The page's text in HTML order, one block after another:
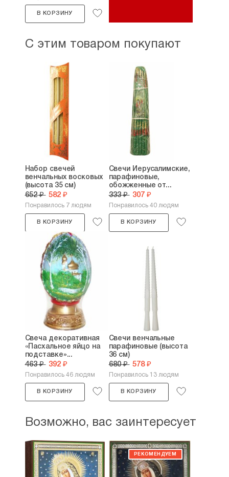
В КОРЗИНУ
С этим товаром покупают
Набор свечей
венчальных восковых
(высота 35 см)
652 ₽ 582 ₽
Понравилось 7 людям
В КОРЗИНУ
Свечи Иерусалимские,
парафиновые,
обожженные от...
333 ₽ 307 ₽
Понравилось 40 людям
В КОРЗИНУ
Свеча декоративная
«Пасхальное яйцо на
подставке»...
463 ₽ 392 ₽
Понравилось 46 людям
В КОРЗИНУ
Свечи венчальные
парафиновые (высота
36 см)
680 ₽ 578 ₽
Понравилось 13 людям
В КОРЗИНУ
Возможно, вас заинтересует